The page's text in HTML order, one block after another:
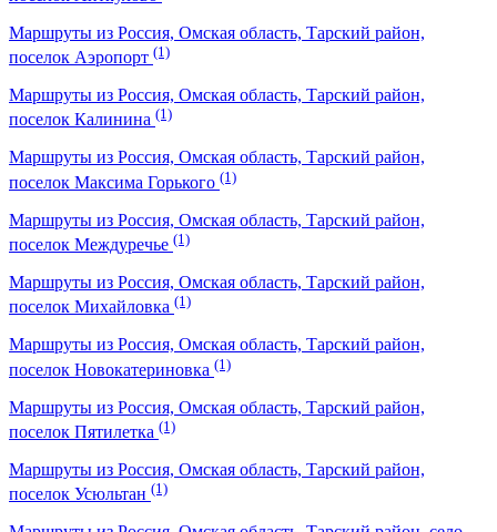
Маршруты из Россия, Омская область, Тарский район,
поселок Аэропорт (1)
Маршруты из Россия, Омская область, Тарский район,
поселок Калинина (1)
Маршруты из Россия, Омская область, Тарский район,
поселок Максима Горького (1)
Маршруты из Россия, Омская область, Тарский район,
поселок Междуречье (1)
Маршруты из Россия, Омская область, Тарский район,
поселок Михайловка (1)
Маршруты из Россия, Омская область, Тарский район,
поселок Новокатериновка (1)
Маршруты из Россия, Омская область, Тарский район,
поселок Пятилетка (1)
Маршруты из Россия, Омская область, Тарский район,
поселок Усюльтан (1)